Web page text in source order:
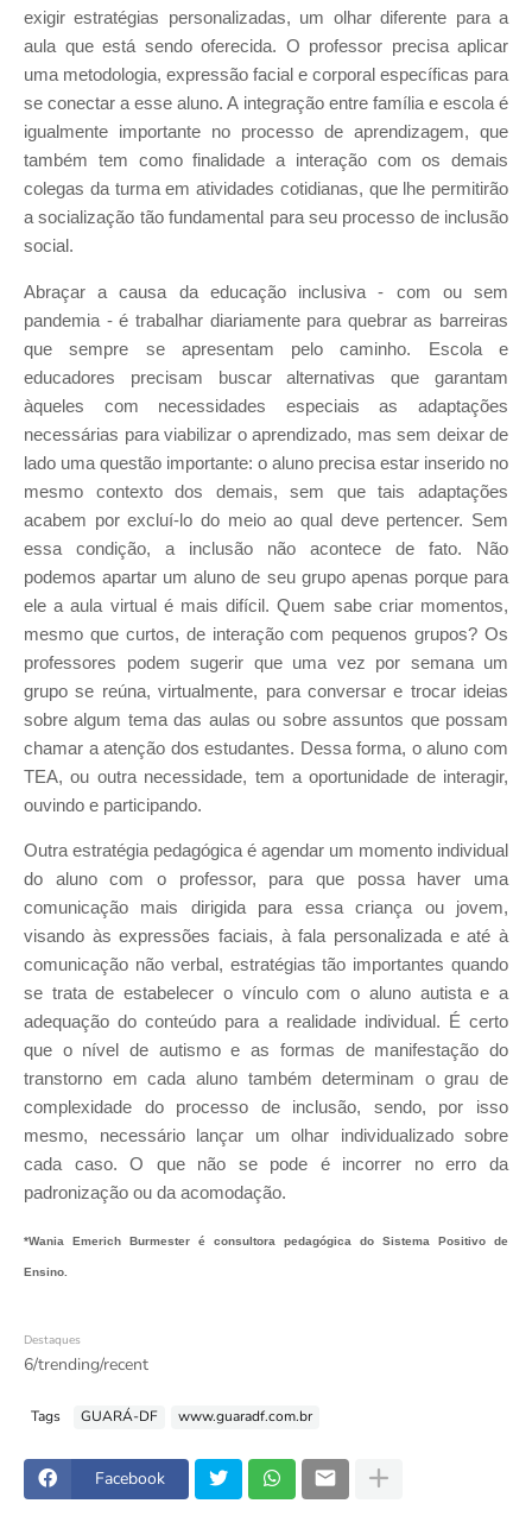
exigir estratégias personalizadas, um olhar diferente para a
aula que está sendo oferecida. O professor precisa aplicar
uma metodologia, expressão facial e corporal específicas para
se conectar a esse aluno. A integração entre família e escola é
igualmente importante no processo de aprendizagem, que
também tem como finalidade a interação com os demais
colegas da turma em atividades cotidianas, que lhe permitirão
a socialização tão fundamental para seu processo de inclusão
social.
Abraçar a causa da educação inclusiva - com ou sem
pandemia - é trabalhar diariamente para quebrar as barreiras
que sempre se apresentam pelo caminho. Escola e
educadores precisam buscar alternativas que garantam
àqueles com necessidades especiais as adaptações
necessárias para viabilizar o aprendizado, mas sem deixar de
lado uma questão importante: o aluno precisa estar inserido no
mesmo contexto dos demais, sem que tais adaptações
acabem por excluí-lo do meio ao qual deve pertencer. Sem
essa condição, a inclusão não acontece de fato. Não
podemos apartar um aluno de seu grupo apenas porque para
ele a aula virtual é mais difícil. Quem sabe criar momentos,
mesmo que curtos, de interação com pequenos grupos? Os
professores podem sugerir que uma vez por semana um
grupo se reúna, virtualmente, para conversar e trocar ideias
sobre algum tema das aulas ou sobre assuntos que possam
chamar a atenção dos estudantes. Dessa forma, o aluno com
TEA, ou outra necessidade, tem a oportunidade de interagir,
ouvindo e participando.
Outra estratégia pedagógica é agendar um momento individual
do aluno com o professor, para que possa haver uma
comunicação mais dirigida para essa criança ou jovem,
visando às expressões faciais, à fala personalizada e até à
comunicação não verbal, estratégias tão importantes quando
se trata de estabelecer o vínculo com o aluno autista e a
adequação do conteúdo para a realidade individual. É certo
que o nível de autismo e as formas de manifestação do
transtorno em cada aluno também determinam o grau de
complexidade do processo de inclusão, sendo, por isso
mesmo, necessário lançar um olhar individualizado sobre
cada caso. O que não se pode é incorrer no erro da
padronização ou da acomodação.
*Wania Emerich Burmester é consultora pedagógica do Sistema Positivo de
Ensino.
Destaques
6/trending/recent
Tags GUARÁ-DF www.guaradf.com.br
Facebook